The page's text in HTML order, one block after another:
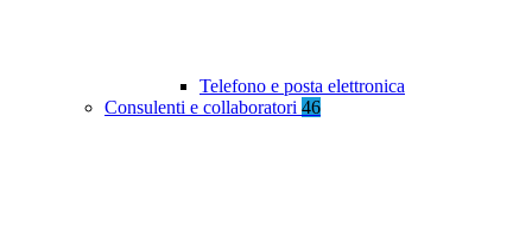
Telefono e posta elettronica
Consulenti e collaboratori 46